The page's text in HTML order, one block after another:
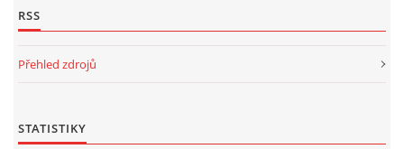
SVATÁ BARBORA 4.12.
MIKULÁŠ, ČERTI
MASOPUST
RSS
Přehled zdrojů
STATISTIKY